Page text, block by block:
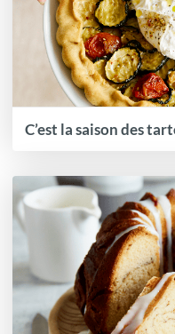
C’est la saison des